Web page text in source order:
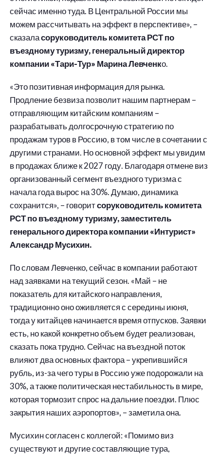
сейчас именно туда. В Центральной России мы
можем рассчитывать на эффект в перспективе», –
сказаласоруководитель комитета РСТ по
въездному туризму, генеральный директор
компании «Тари-Тур» Марина Левченко.
«Это позитивная информация для рынка.
Продление безвиза позволит нашим партнерам –
отправляющим китайским компаниям –
разрабатывать долгосрочную стратегию по
продажам туров в Россию, в том числе в сочетании с
другими странами. Но основной эффект мы увидим
в продажах ближе к 2027 году. Благодаря отмене виз
организованный сегмент въездного туризма с
начала года вырос на 30%. Думаю, динамика
сохранится», – говоритсоруководитель комитета
РСТ по въездному туризму, заместитель
генерального директора компании «Интурист»
Александр Мусихин.
По словам Левченко, сейчас в компании работают
над заявками на текущий сезон. «Май – не
показатель для китайского направления,
традиционно оно оживляется с середины июня,
тогда у китайцев начинается время отпусков. Заявки
есть, но какой конкретно объем будет реализован,
сказать пока трудно. Сейчас на въездной поток
влияют два основных фактора – укрепившийся
рубль, из-за чего туры в Россию уже подорожали на
30%, а также политическая нестабильность в мире,
которая тормозит спрос на дальние поездки. Плюс
закрытия наших аэропортов», – заметила она.
Мусихин согласен с коллегой: «Помимо виз
существуют и другие составляющие тура,